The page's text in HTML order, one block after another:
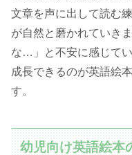
文章を声に出して読む
が自然と磨かれていき
な…」と不安に感じて
成長できるのが英語絵
す。
幼児向け英語絵